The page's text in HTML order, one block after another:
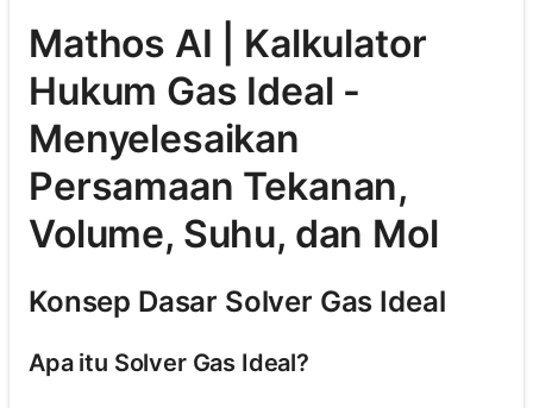
Mathos AI | Kalkulator
Hukum Gas Ideal -
Menyelesaikan
Persamaan Tekanan,
Volume, Suhu, dan Mol
Konsep Dasar Solver Gas Ideal
Apa itu Solver Gas Ideal?